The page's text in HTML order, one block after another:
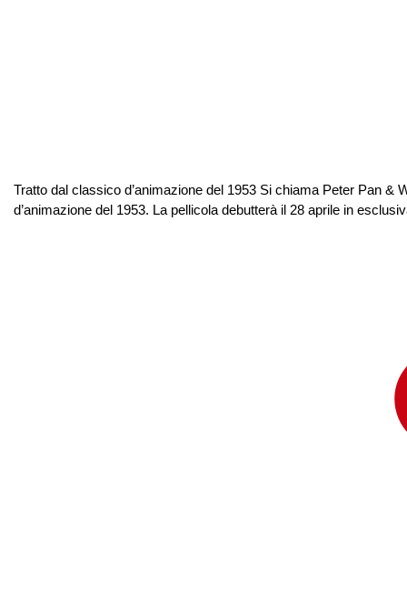
Tratto dal classico d’animazione del 1953 Si chiama Peter Pan
d’animazione del 1953. La pellicola debutterà il 28 aprile in